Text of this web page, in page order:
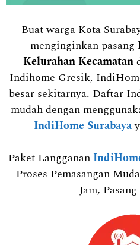
Buat warga Kota
menginginkan pasang
Kelurahan Kecamatan
Indihome Gresik,
besar sekitarnya. Daftar
mudah dengan
IndiHome Surabaya
Paket Langganan
Proses Pemasangan
Jam,